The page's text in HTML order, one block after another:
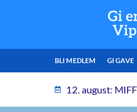
Gi
BLI MEDLEM GI GAVE
12. august: